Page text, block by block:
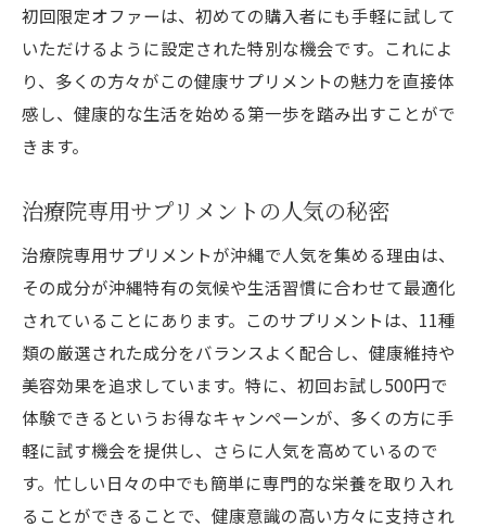
初回限定オファーは、初めての購入者にも手軽に試して
いただけるように設定された特別な機会です。これによ
り、多くの方々がこの健康サプリメントの魅力を直接体
感し、健康的な生活を始める第一歩を踏み出すことがで
きます。
治療院専用サプリメントの人気の秘密
治療院専用サプリメントが沖縄で人気を集める理由は、
その成分が沖縄特有の気候や生活習慣に合わせて最適化
されていることにあります。このサプリメントは、11種
類の厳選された成分をバランスよく配合し、健康維持や
美容効果を追求しています。特に、初回お試し500円で
体験できるというお得なキャンペーンが、多くの方に手
軽に試す機会を提供し、さらに人気を高めているので
す。忙しい日々の中でも簡単に専門的な栄養を取り入れ
ることができることで、健康意識の高い方々に支持され